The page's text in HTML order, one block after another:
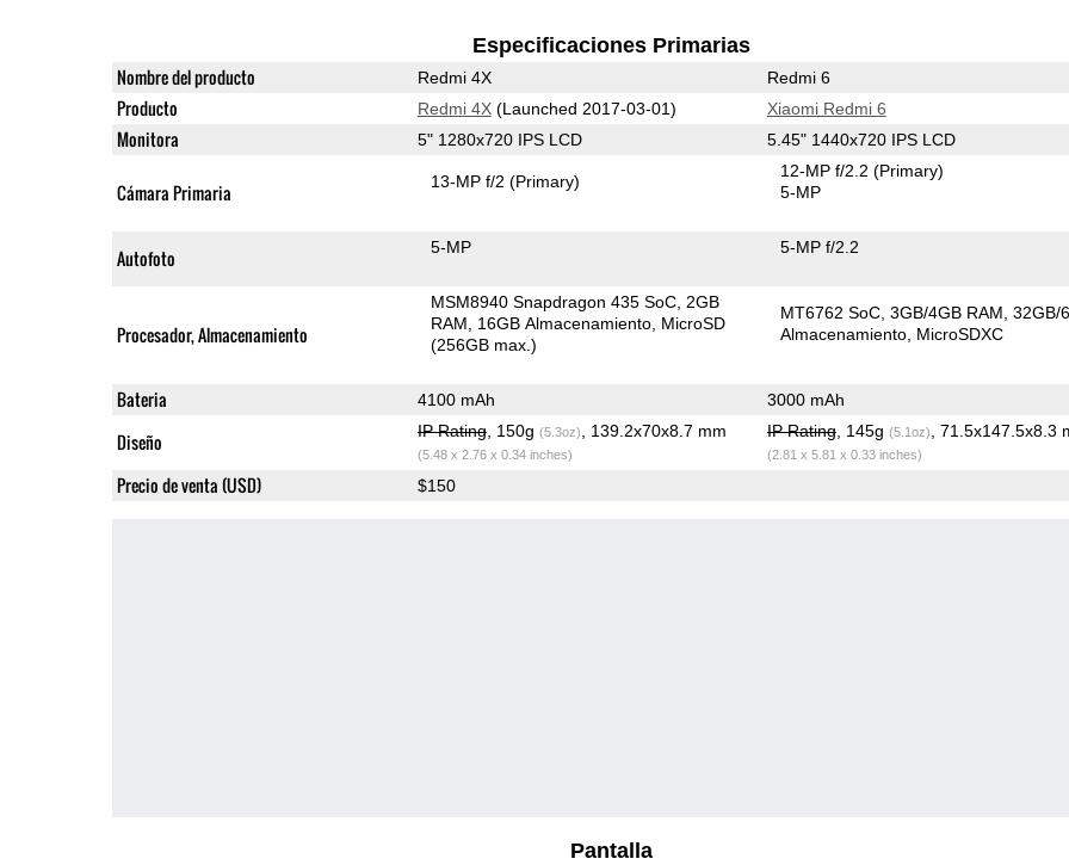
Especificaciones Primarias
Nombre del producto Redmi 4X Redmi 6
Producto Redmi 4X(Launched 2017-03-01) Xiaomi Redmi 6
Monitora 5" 1280x720 IPS LCD 5.45" 1440x720 IPS LCD
Cámara Primaria 13-MP f/2(Primary)
12-MP f/2.2(Primary)
5-MP
Autofoto 5-MP 5-MP f/2.2
Procesador, Almacenamiento
MSM8940 Snapdragon 435 SoC 2GB
RAM
16GB Almacenamiento MicroSD
(256GB max.)
MT6762 SoC 3GB/4GB RAM 32GB/
Almacenamiento MicroSDXC
Bateria 4100 mAh 3000 mAh
Diseño IP Rating, 150g (5.3oz) , 139.2x70x8.7 mm
(5.48 x 2.76 x 0.34 inches)
IP Rating, 145g (5.1oz) , 71.5x147.5x8.3
(2.81 x 5.81 x 0.33 inches)
Precio de venta (USD) $150
Pantalla